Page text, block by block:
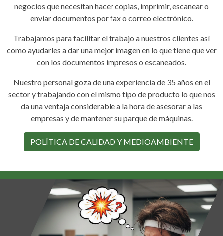
negocios que necesitan hacer copias, imprimir, escanear o
enviar documentos por fax o correo electrónico.
Trabajamos para facilitar el trabajo a nuestros clientes así
como ayudarles a dar una mejor imagen en lo que tiene que ver
con los documentos impresos o escaneados.
Nuestro personal goza de una experiencia de 35 años en el
sector y trabajando con el mismo tipo de producto lo que nos
da una ventaja considerable a la hora de asesorar a las
empresas y de mantener su parque de máquinas.
POLÍTICA DE CALIDAD Y MEDIOAMBIENTE